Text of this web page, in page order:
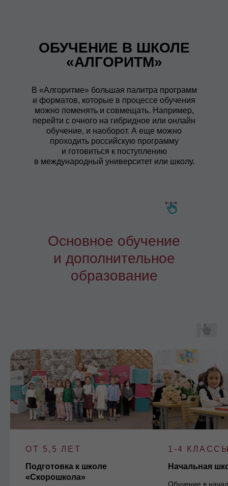
ОБУЧЕНИЕ В ШКОЛЕ
«АЛГОРИТМ»
В «Алгоритме» большая палитра программ
и форматов, которые в процессе обучения
можно поменять и совмещать. Например,
перейти с очного на гибридное или онлайн
обучение, и наоборот. А еще можно
проходить российскую программу
и готовиться к поступлению
в международный университет или школу.
Основное обучение
и дополнительное
образование
ОТ 5,5 ЛЕТ
Подготовка к школе
«Скорошкола»
1-4
Начальная
Обучение в